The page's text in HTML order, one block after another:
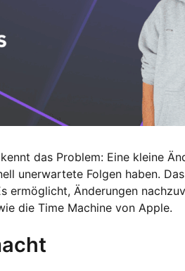
das Problem: Eine kleine
unerwartete Folgen haben.
ermöglicht, Änderungen
die Time Machine von Apple.